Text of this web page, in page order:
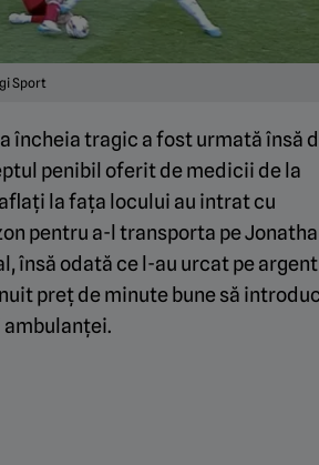
Sport
încheia tragic a fost urmată însă
penibil oferit de medicii de la
la fața locului au intrat cu
pentru a-l transporta pe
însă odată ce l-au urcat pe
preț de minute bune să